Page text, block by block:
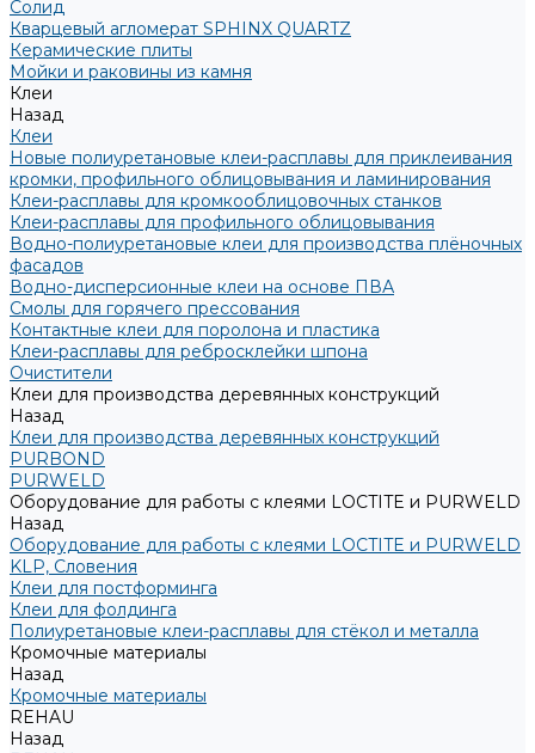
Солид
Кварцевый агломерат SPHINX QUARTZ
Керамические плиты
Мойки и раковины из камня
Клеи
Назад
Клеи
Новые полиуретановые клеи-расплавы для приклеивания
кромки, профильного облицовывания и ламинирования
Клеи-расплавы для кромкооблицовочных станков
Клеи-расплавы для профильного облицовывания
Водно-полиуретановые клеи для производства плёночных
фасадов
Водно-дисперсионные клеи на основе ПВА
Смолы для горячего прессования
Контактные клеи для поролона и пластика
Клеи-расплавы для ребросклейки шпона
Очистители
Клеи для производства деревянных конструкций
Назад
Клеи для производства деревянных конструкций
PURBOND
PURWELD
Оборудование для работы с клеями LOCTITE и PURWELD
Назад
Оборудование для работы с клеями LOCTITE и PURWELD
KLP, Словения
Клеи для постформинга
Клеи для фолдинга
Полиуретановые клеи-расплавы для стёкол и металла
Кромочные материалы
Назад
Кромочные материалы
REHAU
Назад